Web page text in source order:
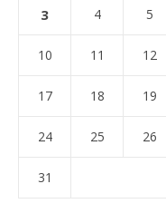
3 4 5
10 11 12
17 18 19
24 25 26
31